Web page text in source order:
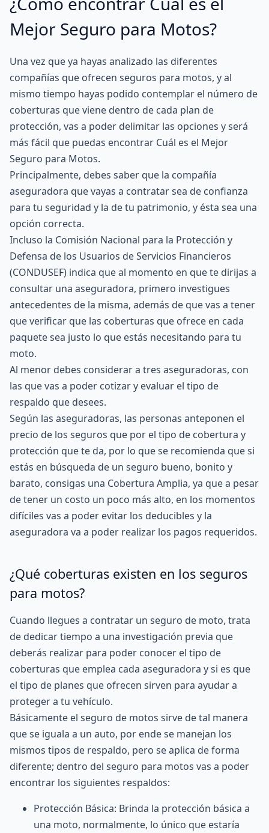
Mejor Seguro para Motos?
Una vez que ya hayas analizado las diferentes
compañías que ofrecen seguros para motos, y al
mismo tiempo hayas podido contemplar el número de
coberturas que viene dentro de cada plan de
protección, vas a poder delimitar las opciones y será
más fácil que puedas encontrar Cuál es el Mejor
Seguro para Motos.
Principalmente, debes saber que la compañía
aseguradora que vayas a contratar sea de confianza
para tu seguridad y la de tu patrimonio, y ésta sea una
opción correcta.
Incluso la Comisión Nacional para la Protección y
Defensa de los Usuarios de Servicios Financieros
(CONDUSEF) indica que al momento en que te dirijas a
consultar una aseguradora, primero investigues
antecedentes de la misma, además de que vas a tener
que verificar que las coberturas que ofrece en cada
paquete sea justo lo que estás necesitando para tu
moto.
Al menor debes considerar a tres aseguradoras, con
las que vas a poder cotizar y evaluar el tipo de
respaldo que desees.
Según las aseguradoras, las personas anteponen el
precio de los seguros que por el tipo de cobertura y
protección que te da, por lo que se recomienda que si
estás en búsqueda de un seguro bueno, bonito y
barato, consigas una Cobertura Amplia, ya que a pesar
de tener un costo un poco más alto, en los momentos
difíciles vas a poder evitar los deducibles y la
aseguradora va a poder realizar los pagos requeridos.
¿Qué coberturas existen en los seguros
para motos?
Cuando llegues a contratar un seguro de moto, trata
de dedicar tiempo a una investigación previa que
deberás realizar para poder conocer el tipo de
coberturas que emplea cada aseguradora y si es que
el tipo de planes que ofrecen sirven para ayudar a
proteger a tu vehículo.
Básicamente el seguro de motos sirve de tal manera
que se iguala a un auto, por ende se manejan los
mismos tipos de respaldo, pero se aplica de forma
diferente; dentro del seguro para motos vas a poder
encontrar los siguientes respaldos:
Protección Básica: Brinda la protección básica a
una moto, normalmente, lo único que estaría